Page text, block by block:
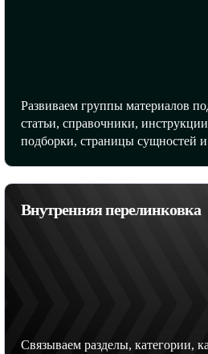
Развиваем группы материалов
статьи, справочники,
подборки, страницы сущностей и
Внутренняя перелинковка
Связываем разделы, категории,